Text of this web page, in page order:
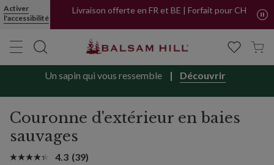
Activer
l'accessibilité
Livraison offerte en FR et BE | Forfait pour CH
Un sapin qui vous ressemble Découvrir
Couronne d'extérieur en baies
sauvages
4.3 (39)
Couronne Baies sauvages pour l'extérieur | Balsam Hill